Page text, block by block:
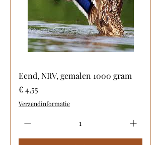
Eend, NRV, gemalen 1000 gram
Prijs
€ 4,55
Verzendinformatie